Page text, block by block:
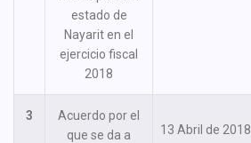
estado de
Nayarit en el
ejercicio fiscal
2018
3
Acuerdo por el
que se da a
13 Abril de 2018